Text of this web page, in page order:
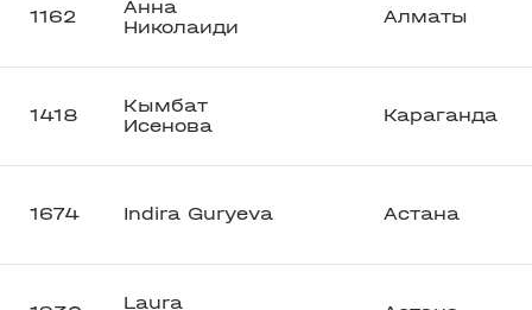
1162
Анна
Николаиди
Алматы
1418
Кымбат
Исенова
Караганда
1674 Indira Guryeva Астана
Laura